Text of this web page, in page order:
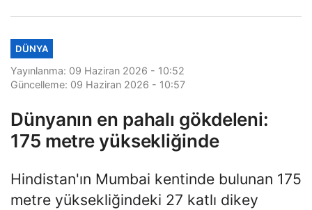
DÜNYA
Yayınlanma: 09 Haziran 2026 - 10:52
Güncelleme: 09 Haziran 2026 - 10:57
Dünyanın en pahalı gökdeleni:
175 metre yüksekliğinde
Hindistan'ın Mumbai kentinde bulunan 175
metre yüksekliğindeki 27 katlı dikey